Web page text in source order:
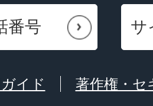
番号 サ
イド 著作権・セ